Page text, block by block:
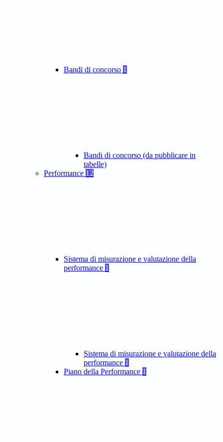
Bandi di concorso 1
Bandi di concorso (da pubblicare in
tabelle)
Performance 12
Sistema di misurazione e valutazione della
performance 1
Sistema di misurazione e valutazione della
performance 1
Piano della Performance 1